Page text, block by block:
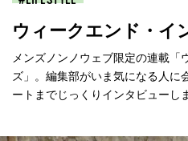
ウィークエンド・イ
メンズノンノウェブ限定の連載「
ズ」。編集部がいま気になる人に
ートまでじっくりインタビューし